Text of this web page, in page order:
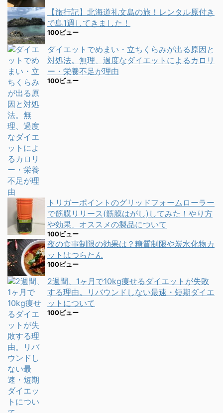
【旅行記】北海道礼文島の旅！レンタル原付き
で島1週してきました！
100ビュー
ダイエットでめまい・立ちくらみが出る原因と
対処法。無理、過度なダイエットによるカロリ
ー・栄養不足が理由
100ビュー
トリガーポイントのグリッドフォームローラー
で筋膜リリース(筋膜はがし)してみた！やり方
や効果、オススメの製品について
100ビュー
夜の食事制限の効果は？糖質制限や炭水化物カ
ットはつらたん
100ビュー
2週間、1ヶ月で10kg痩せるダイエットが失敗
する理由。リバウンドしない最速・短期ダイエ
ットについて
100ビュー